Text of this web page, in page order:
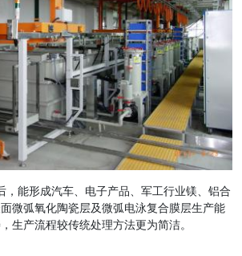
，能形成汽车、电子产品、军工行业镁、铝合
微弧氧化陶瓷层及微弧电泳复合膜层生产能
生产流程较传统处理方法更为简洁。